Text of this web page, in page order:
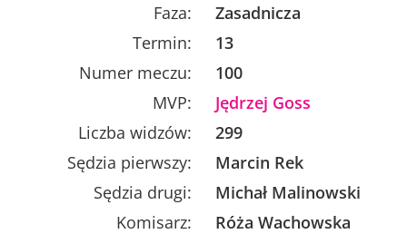
Faza:
Zasadnicza
Termin:
13
Numer meczu:
100
MVP:
Jędrzej Goss
Liczba widzów:
299
Sędzia pierwszy:
Marcin Rek
Sędzia drugi:
Michał Malinowski
Komisarz:
Róża Wachowska